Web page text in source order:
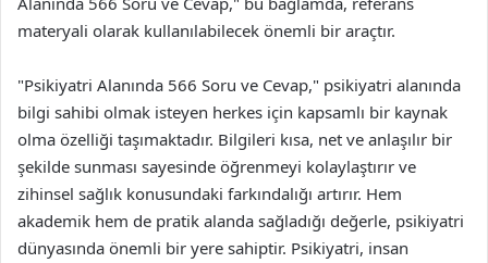
materyali olarak kullanılabilecek önemli bir araçtır.
"Psikiyatri Alanında 566 Soru ve Cevap," psikiyatri alanında
bilgi sahibi olmak isteyen herkes için kapsamlı bir kaynak
olma özelliği taşımaktadır. Bilgileri kısa, net ve anlaşılır bir
şekilde sunması sayesinde öğrenmeyi kolaylaştırır ve
zihinsel sağlık konusundaki farkındalığı artırır. Hem
akademik hem de pratik alanda sağladığı değerle, psikiyatri
dünyasında önemli bir yere sahiptir. Psikiyatri, insan